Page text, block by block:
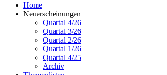
Home
Neuerscheinungen
Quartal 4/26
Quartal 3/26
Quartal 2/26
Quartal 1/26
Quartal 4/25
Archiv